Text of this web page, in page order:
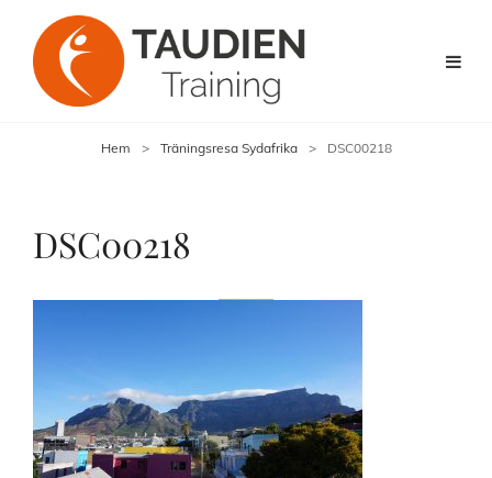
Hem > Träningsresa Sydafrika > DSC00218
DSC00218